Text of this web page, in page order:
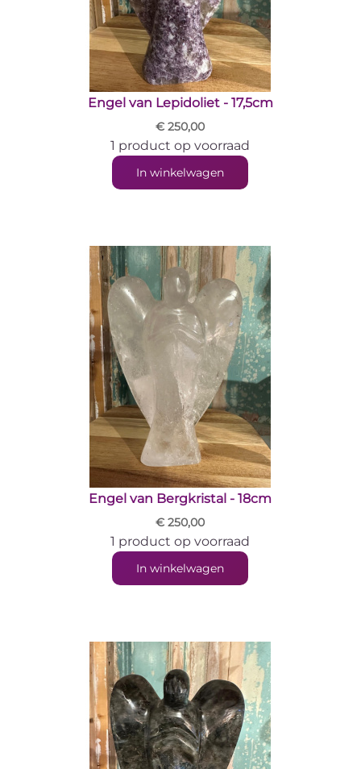
Engel van Lepidoliet - 17,5cm
€ 250,00
1 product op voorraad
In winkelwagen
Engel van Bergkristal - 18cm
€ 250,00
1 product op voorraad
In winkelwagen